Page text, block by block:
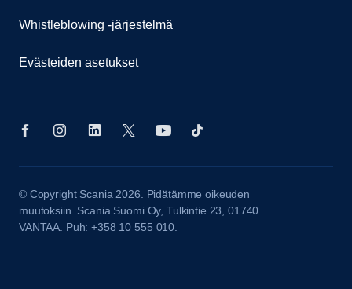
Whistleblowing -järjestelmä
Evästeiden asetukset
© Copyright Scania 2026. Pidätämme oikeuden
muutoksiin. Scania Suomi Oy, Tulkintie 23, 01740
VANTAA. Puh: +358 10 555 010.